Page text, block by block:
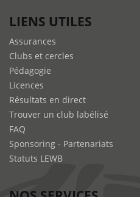
LIENS UTILES
Assurances
Clubs et cercles
Pédagogie
Licences
Résultats en direct
Trouver un club labélisé
FAQ
Sponsoring - Partenariats
Statuts LEWB